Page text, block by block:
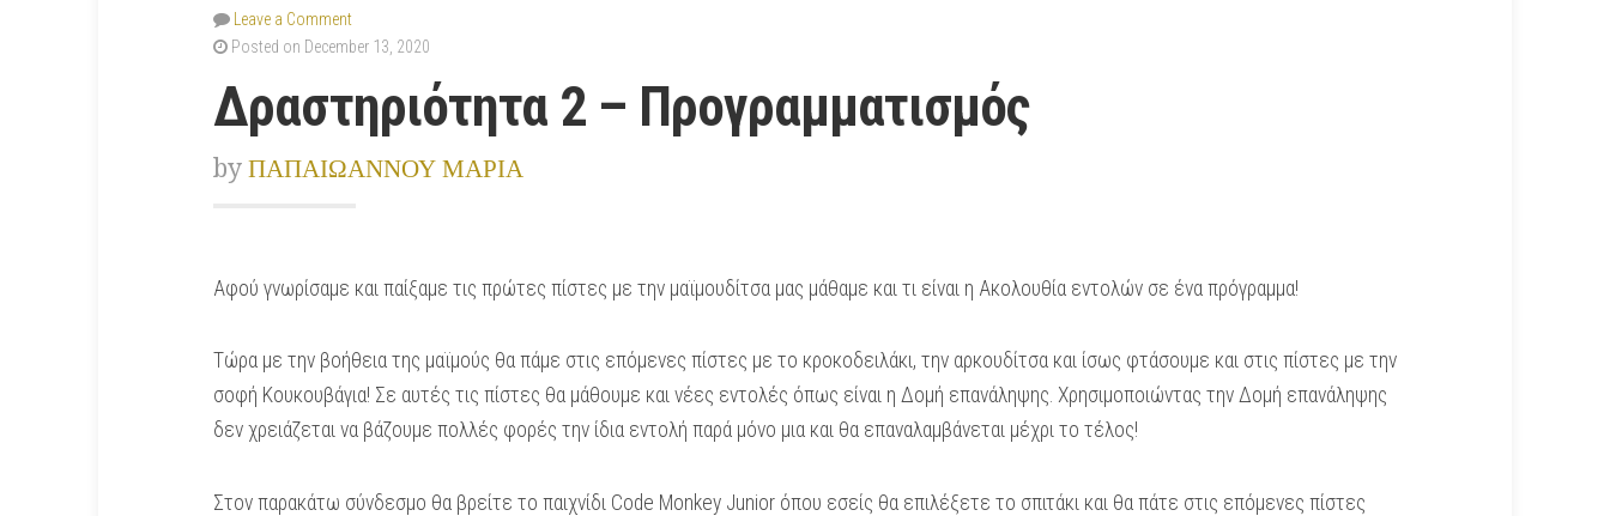
Leave a Comment
Posted on December 13, 2020
Δραστηριότητα 2 – Προγραμματισμός
by ΠΑΠΑΙΩΑΝΝΟΥ ΜΑΡΙΑ
Αφού γνωρίσαμε και παίξαμε τις πρώτες πίστες με την μαϊμουδίτσα μας μάθαμε και τι είναι η Ακολουθία εντολών σε ένα πρόγραμμα!
Τώρα με την βοήθεια της μαϊμούς θα πάμε στις επόμενες πίστες με το κροκοδειλάκι, την αρκουδίτσα και ίσως φτάσουμε και στις πίστες με την
σοφή Κουκουβάγια! Σε αυτές τις πίστες θα μάθουμε και νέες εντολές όπως είναι η Δομή επανάληψης. Χρησιμοποιώντας την Δομή επανάληψης
δεν χρειάζεται να βάζουμε πολλές φορές την ίδια εντολή παρά μόνο μια και θα επαναλαμβάνεται μέχρι το τέλος!
Στον παρακάτω σύνδεσμο θα βρείτε το παιχνίδι Code Monkey Junior όπου εσείς θα επιλέξετε το σπιτάκι και θα πάτε στις επόμενες πίστες